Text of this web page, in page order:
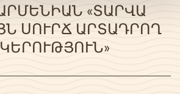
«ՏԱՐՎԱ
ՍՈՒՐՃ ԱՐՏԱԴՐՈՂ